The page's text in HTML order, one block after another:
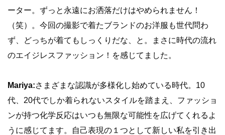
ーター。ずっと永遠にお洒落だけはやめられません！
（笑）。今回の撮影で着たブランドのお洋服も世代問わ
ず、どっちが着てもしっくりだな、と。まさに時代の流れ
のエイジレスファッション！を感じてました。
Mariya:さまざまな認識が多様化し始めている時代。10
代、20代でしか着られないスタイルを踏まえ、ファッショ
ンが持つ化学反応はいつも無限な可能性を広げてくれるよ
うに感じてます。自己表現の１つとして新しい私を引き出